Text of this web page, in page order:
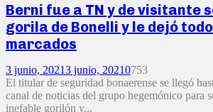
Berni fue a TN y de visitante
gorila de Bonelli y le dejó
marcados
3 junio, 20213 junio, 20210753
El titular de seguridad bonaerense se llegó
canal de noticias del grupo hegemónico para
inefable gorilón y...